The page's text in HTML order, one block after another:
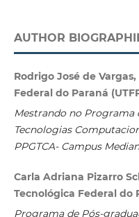
AUTHOR
Rodrigo José de
Federal do Paraná
Mestrando no Programa
Tecnologias
PPGTCA- Campus
Carla Adriana Pizarro
Tecnológica Federal do
Programa de Pós-